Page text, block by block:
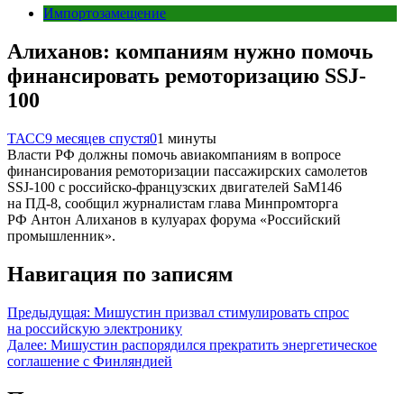
Импортозамещение
Алиханов: компаниям нужно помочь
финансировать ремоторизацию SSJ-
100
ТАСС9 месяцев спустя01 минуты
Власти РФ должны помочь авиакомпаниям в вопросе
финансирования ремоторизации пассажирских самолетов
SSJ-100 с российско-французских двигателей SaM146
на ПД-8, сообщил журналистам глава Минпромторга
РФ Антон Алиханов в кулуарах форума «Российский
промышленник».
Навигация по записям
Предыдущая: Мишустин призвал стимулировать спрос
на российскую электронику
Далее: Мишустин распорядился прекратить энергетическое
соглашение с Финляндией